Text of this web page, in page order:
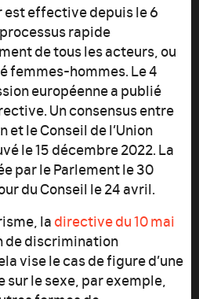
est effective depuis le 6
rapide
de tous les acteurs, ou
femmes-hommes. Le 4
européenne a publié
Un consensus entre
et le Conseil de l’Union
le 15 décembre 2022. La
par le Parlement le 30
du Conseil le 24 avril.
ladirective du 10 mai
de discrimination
vise le cas de figure d’une
le sexe, par exemple,